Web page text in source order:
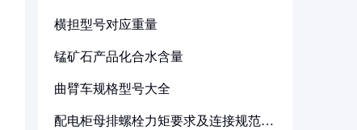
横担型号对应重量
锰矿石产品化合水含量
曲臂车规格型号大全
配电柜母排螺栓力矩要求及连接规范详